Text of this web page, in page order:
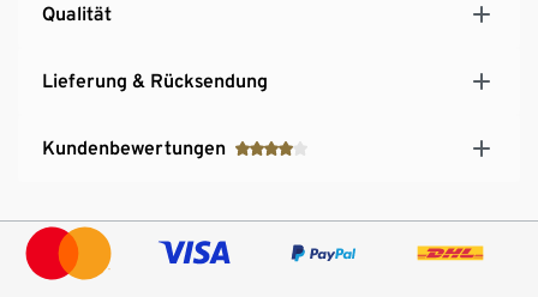
Qualität
Lieferung & Rücksendung
Kundenbewertungen